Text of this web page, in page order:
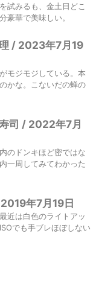
試みるも、金土日どこ
豪華で美味しい。
/ 2023年7月19
モジモジしている。本
かな。こないだの蝉の
司 / 2022年7月
のドンキほど密ではな
一周してみてわかった
2019年7月19日
近は白色のライトアッ
でも手ブレほぼしない